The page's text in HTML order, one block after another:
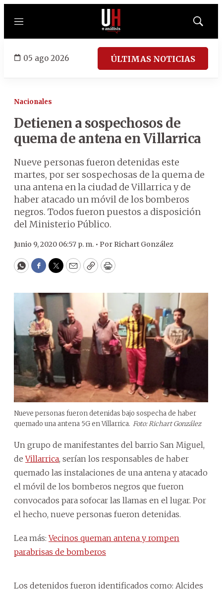
Menú
Mostrar
05 ago 2026 ÚLTIMAS NOTICIAS
Nacionales
Detienen a sospechosos de
quema de antena en Villarrica
Nueve personas fueron detenidas este
martes, por ser sospechosas de la quema de
una antena en la ciudad de Villarrica y de
haber atacado un móvil de los bomberos
negros. Todos fueron puestos a disposición
del Ministerio Público.
Junio 9, 2020 06:57 p. m. • Por Richart González
WhatsApp
Facebook
Twitter
EmailCopyPrint
Nueve personas fueron detenidas bajo sospecha de haber
quemado una antena 5G en Villarrica. Foto: Richart González
Un grupo de manifestantes del barrio San Miguel,
deVillarrica, serían los responsables de haber
quemado las instalaciones de una antena y atacado
el móvil de los bomberos negros que fueron
convocados para sofocar las llamas en el lugar. Por
el hecho, nueve personas fueron detenidas.
Lea más:Vecinos queman antena y rompen
parabrisas de bomberos
Los detenidos fueron identificados como: Alcides